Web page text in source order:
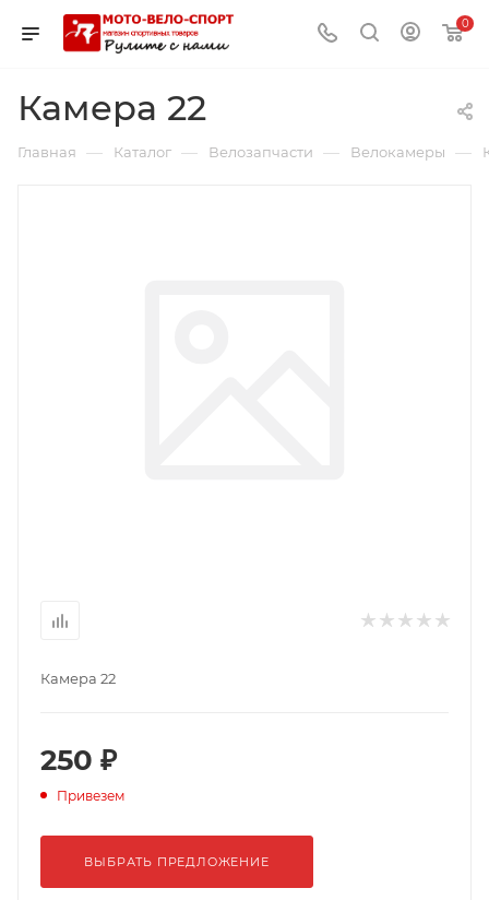
0
Камера 22
Главная — Каталог — Велозапчасти — Велокамеры —
Камера 22
250 ₽
Привезем
ВЫБРАТЬ ПРЕДЛОЖЕНИЕ